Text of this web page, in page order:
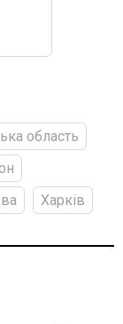
область
Харків